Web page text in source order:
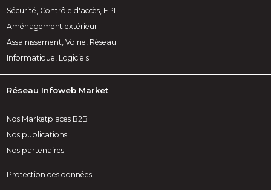
Sécurité, Contrôle d'accès, EPI
Aménagement extérieur
Assainissement, Voirie, Réseau
Informatique, Logiciels
Réseau Infoweb Market
Nos Marketplaces B2B
Nos publications
Nos partenaires
Protection des données